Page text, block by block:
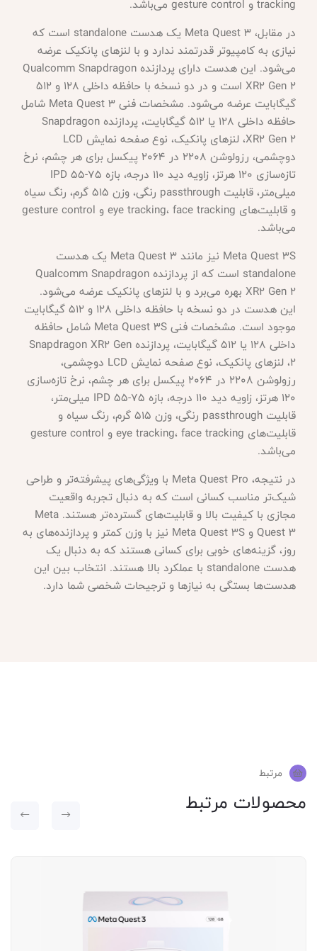
tracking و gesture control می‌باشد.
در مقابل، Meta Quest 3 یک هدست standalone است که
نیازی به کامپیوتر قدرتمند ندارد و با لنزهای پانکیک عرضه
می‌شود. این هدست دارای پردازنده Qualcomm Snapdragon
XR2 Gen 2 است و در دو نسخه با حافظه داخلی 128 و 512
گیگابایت عرضه می‌شود. مشخصات فنی Meta Quest 3 شامل
حافظه داخلی 128 یا 512 گیگابایت، پردازنده Snapdragon
XR2 Gen 2، لنزهای پانکیک، نوع صفحه نمایش LCD
دوچشمی، رزولوشن 2208 در 2064 پیکسل برای هر چشم، نرخ
تازه‌سازی 120 هرتز، زاویه دید 110 درجه، بازه IPD 55-75
میلی‌متر، قابلیت passthrough رنگی، وزن 515 گرم، رنگ سیاه
و قابلیت‌های eye tracking، face tracking و gesture control
می‌باشد.
Meta Quest 3S نیز مانند Meta Quest 3 یک هدست
standalone است که از پردازنده Qualcomm Snapdragon
XR2 Gen 2 بهره می‌برد و با لنزهای پانکیک عرضه می‌شود.
این هدست در دو نسخه با حافظه داخلی 128 و 512 گیگابایت
موجود است. مشخصات فنی Meta Quest 3S شامل حافظه
داخلی 128 یا 512 گیگابایت، پردازنده Snapdragon XR2 Gen
2، لنزهای پانکیک، نوع صفحه نمایش LCD دوچشمی،
رزولوشن 2208 در 2064 پیکسل برای هر چشم، نرخ تازه‌سازی
120 هرتز، زاویه دید 110 درجه، بازه IPD 55-75 میلی‌متر،
قابلیت passthrough رنگی، وزن 515 گرم، رنگ سیاه و
قابلیت‌های eye tracking، face tracking و gesture control
می‌باشد.
در نتیجه، Meta Quest Pro با ویژگی‌های پیشرفته‌تر و طراحی
شیک‌تر مناسب کسانی است که به دنبال تجربه واقعیت
مجازی با کیفیت بالا و قابلیت‌های گسترده‌تر هستند. Meta
Quest 3 و Meta Quest 3S نیز با وزن کمتر و پردازنده‌های به
روز، گزینه‌های خوبی برای کسانی هستند که به دنبال یک
هدست standalone با عملکرد بالا هستند. انتخاب بین این
هدست‌ها بستگی به نیازها و ترجیحات شخصی شما دارد.
مرتبط
محصولات مرتبط